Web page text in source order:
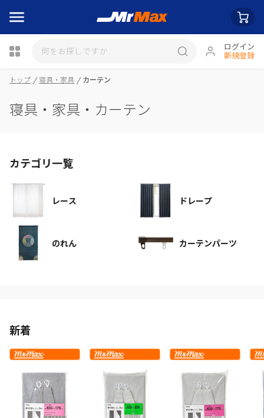
ログイン
新規登録
瓶詰
トップ 寝具・家具 カーテン
寝具・家具・カーテン
カテゴリ一覧
レース ドレープ
のれん カーテンパーツ
新着